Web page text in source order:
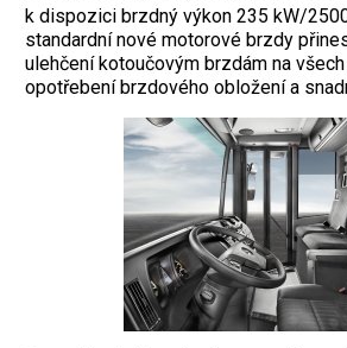
k dispozici brzdný výkon 235 kW/
standardní nové motorové brzdy
ulehčení kotoučovým brzdám na
opotřebení brzdového obložení a